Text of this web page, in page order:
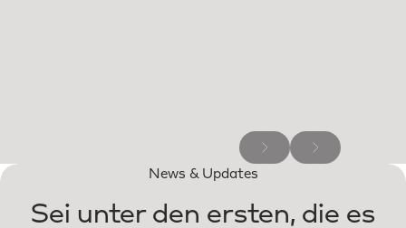
News & Updates
Sei unter den ersten, die es